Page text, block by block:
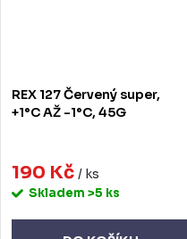
REX 127 Červený super,
+1°C AŽ -1°C, 45G
190 Kč / ks
Skladem >5 ks